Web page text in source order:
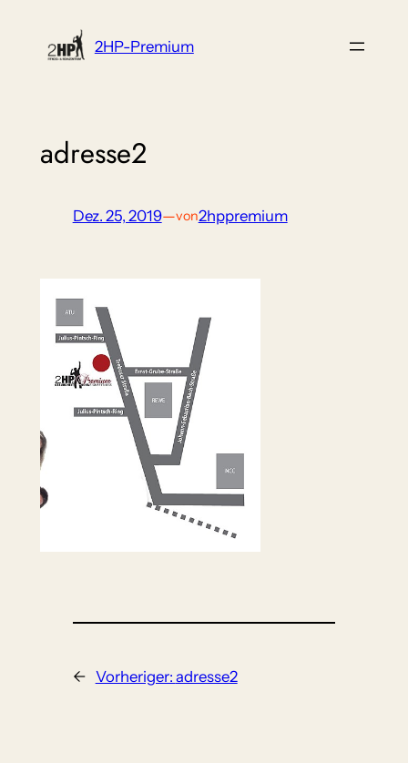
springen
2HP-Premium
adresse2
Dez. 25, 2019—von2hppremium
← Vorheriger: adresse2